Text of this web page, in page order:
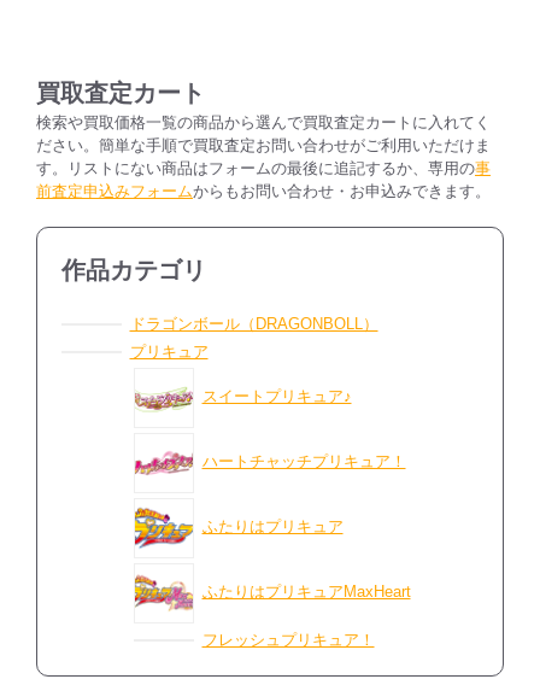
買取査定カート
検索や買取価格一覧の商品から選んで買取査定カートに入れてく
ださい。簡単な手順で買取査定お問い合わせがご利用いただけま
す。リストにない商品はフォームの最後に追記するか、専用の事
前査定申込みフォームからもお問い合わせ・お申込みできます。
作品カテゴリ
ドラゴンボール（DRAGONBOLL）
プリキュア
スイートプリキュア♪
ハートチャッチプリキュア！
ふたりはプリキュア
ふたりはプリキュアMaxHeart
フレッシュプリキュア！